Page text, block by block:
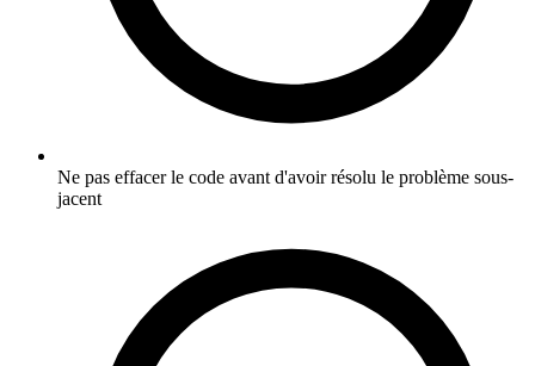
Ne pas effacer le code avant d'avoir résolu le problème sous-
jacent